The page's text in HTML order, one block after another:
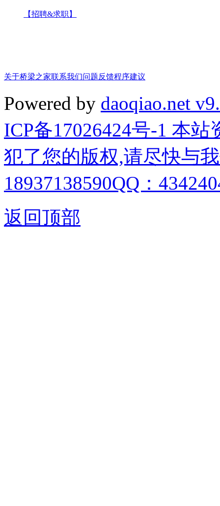
【招聘&求职】
关于桥梁之家联系我们问题反馈程序建议
Powered by daoqiao.net
ICP备17026424号-1 本
犯了您的版权,请尽快与
18937138590QQ：
返回顶部